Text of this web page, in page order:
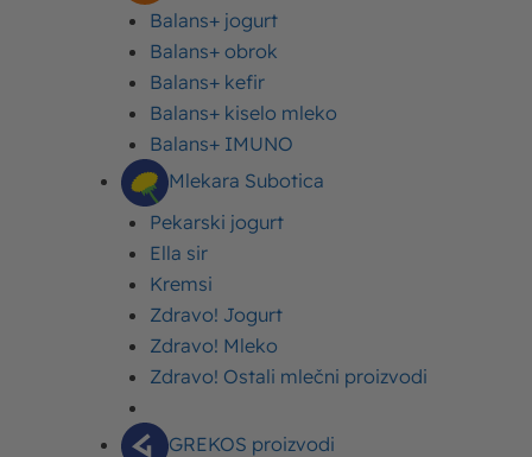
Balans+ jogurt
Balans+ obrok
Balans+ kefir
Balans+ kiselo mleko
Balans+ IMUNO
Mlekara Subotica
Pekarski jogurt
Ella sir
Kremsi
Zdravo! Jogurt
Zdravo! Mleko
Zdravo! Ostali mlečni proizvodi
GREKOS proizvodi
asortimanom.
POGLEDAJTE PROIZVODE
IMLEK proizvodi koje
obožavate
Imlek proizvodi obradovaće sve vaše ukućane i trpezu